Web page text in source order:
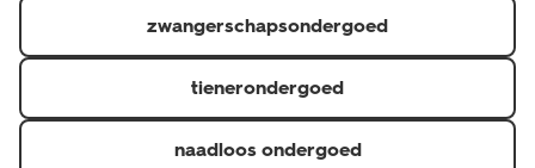
zwangerschapsondergoed
tienerondergoed
naadloos ondergoed